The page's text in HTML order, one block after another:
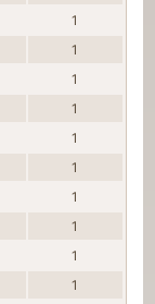
1
1
1
1
1
1
1
1
1
1